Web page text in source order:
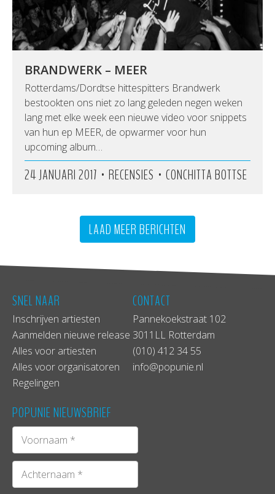
BRANDWERK – MEER
Rotterdams/Dordtse hittespitters Brandwerk
bestookten ons niet zo lang geleden negen weken
lang met elke week een nieuwe video voor snippets
van hun ep MEER, de opwarmer voor hun
upcoming album…
24 JANUARI 2017 • RECENSIES • CONCHITTA BOTTSE
LAAD MEER BERICHTEN
SNEL NAAR
Inschrijven artiesten
Aanmelden nieuwe release
Alles voor artiesten
Alles voor organisatoren
Regelingen
CONTACT
Pannekoekstraat 102
3011LL Rotterdam
(010) 412 34 55
info@popunie.nl
POPUNIE NIEUWSBRIEF